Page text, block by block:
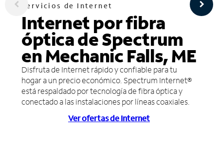
Servicios de Internet
Internet por fibra
óptica de Spectrum
en Mechanic Falls, ME
Disfruta de Internet rápido y confiable para tu
hogar a un precio económico. Spectrum Internet®
está respaldado por tecnología de fibra óptica y
conectado a las instalaciones por líneas coaxiales.
Ver ofertas de Internet